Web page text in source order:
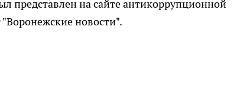
представлен на сайте антикоррупционной
"Воронежские новости".